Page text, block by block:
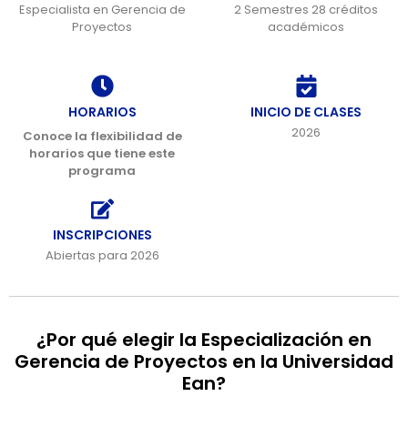
Especialista en Gerencia de
Proyectos
2 Semestres 28 créditos
académicos
HORARIOS
Conoce la flexibilidad de
horarios que tiene este
programa
INICIO DE CLASES
2026
INSCRIPCIONES
Abiertas para 2026
¿Por qué elegir la Especialización en
Gerencia de Proyectos en la Universidad
Ean?